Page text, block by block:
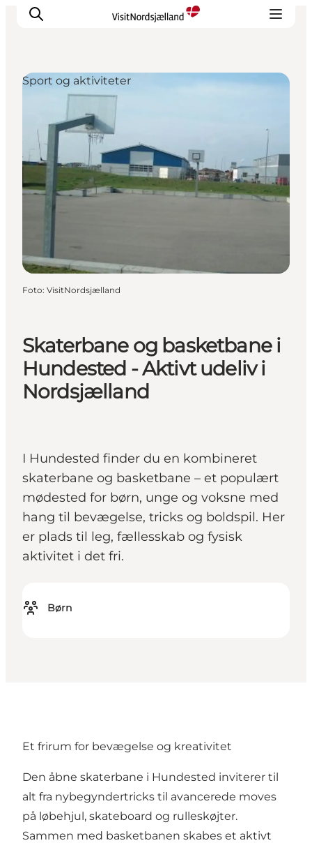
Highlights
Oplev
Det Sker
Overnatning
Byer
Skaterbane og basketbane i
Hundested - Aktivt udeliv i
Nordsjælland
I Hundested finder du en kombineret
skaterbane og basketbane – et populært
mødested for børn, unge og voksne med
hang til bevægelse, tricks og boldspil. Her
er plads til leg, fællesskab og fysisk
aktivitet i det fri.
Børn
Sport og aktiviteter
Foto: VisitNordsjælland
Et frirum for bevægelse og kreativitet
Den åbne skaterbane i Hundested inviterer til
alt fra nybegyndertricks til avancerede moves
på løbehjul, skateboard og rulleskøjter.
Sammen med basketbanen skabes et aktivt